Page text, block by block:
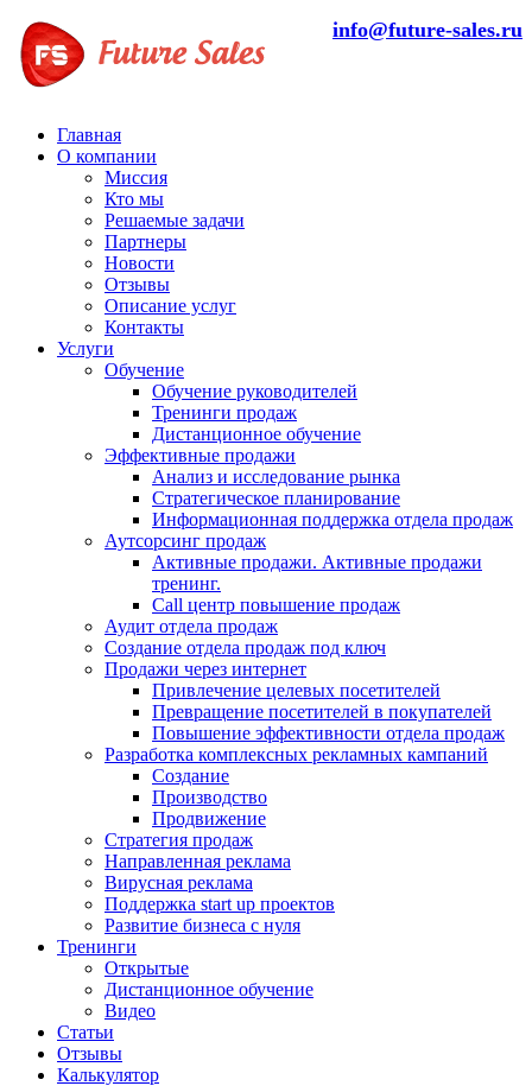
info@future-sales.ru
Главная
О компании
Миссия
Кто мы
Решаемые задачи
Партнеры
Новости
Отзывы
Описание услуг
Контакты
Услуги
Обучение
Обучение руководителей
Тренинги продаж
Дистанционное обучение
Эффективные продажи
Анализ и исследование рынка
Стратегическое планирование
Информационная поддержка отдела продаж
Аутсорсинг продаж
Активные продажи. Активные продажи
тренинг.
Call центр повышение продаж
Аудит отдела продаж
Создание отдела продаж под ключ
Продажи через интернет
Привлечение целевых посетителей
Превращение посетителей в покупателей
Повышение эффективности отдела продаж
Разработка комплексных рекламных кампаний
Создание
Производство
Продвижение
Стратегия продаж
Направленная реклама
Вирусная реклама
Поддержка start up проектов
Развитие бизнеса с нуля
Тренинги
Открытые
Дистанционное обучение
Видео
Статьи
Отзывы
Калькулятор